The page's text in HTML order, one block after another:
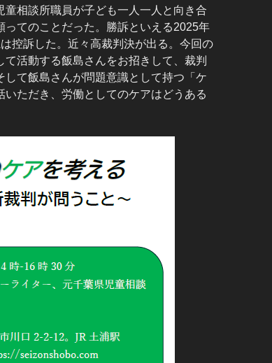
相談所職員が子ども一人一人と向き合
ってのことだった。勝訴といえる2025年
控訴した。近々高裁判決が出る。今回の
活動する飯島さんをお招きして、裁判
て飯島さんが問題意識として持つ「ケ
ただき、労働としてのケアはどうある